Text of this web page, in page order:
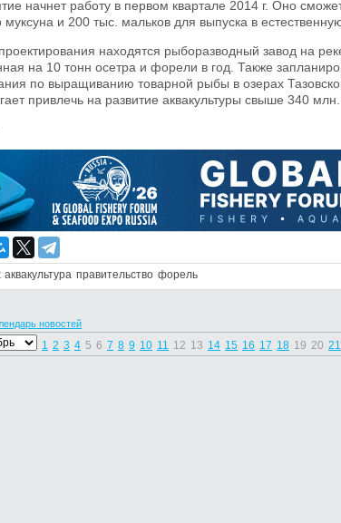
начнет работу в первом квартале 2014 г. Оно
муксуна и 200 тыс. мальков для выпуска в
находятся рыборазводный завод на
на 10 тонн осетра и форели в год. Также
по выращиванию товарной рыбы в озерах
привлечь на развитие аквакультуры свыше 340
аквакультура правительство форель
новостей
1 2 3 4 5 6 7 8 9 10 11 12 13 14 15 16 17 18 19 20 21